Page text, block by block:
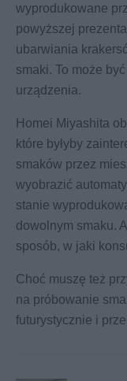
wyprodukowane
powyższej
ubarwiania
smaki. To może
urządzenia.
Homei Miyashita
które byłyby
smaków przez
wyobrazić
stanie
dowolnym smaku.
sposób, w jaki
Choć muszę też
na próbowanie
futurystycznie i